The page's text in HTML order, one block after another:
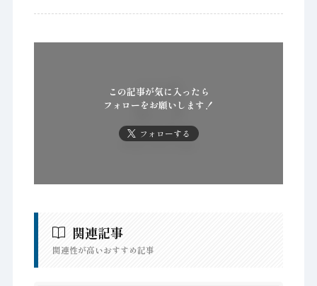
この記事が気に入ったら
フォローをお願いします！
フォローする
関連記事
関連性が高いおすすめ記事